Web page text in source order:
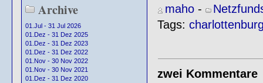
Archive
01.Jul - 31 Jul 2026
01.Dez - 31 Dez 2025
01.Dez - 31 Dez 2023
01.Dez - 31 Dez 2022
01.Nov - 30 Nov 2022
01.Nov - 30 Nov 2021
01.Dez - 31 Dez 2020
maho-
Tags:
zwei Kommentare